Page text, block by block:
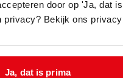
door op 'Ja, dat
privacy? Bekijk ons
Ja, dat is prima